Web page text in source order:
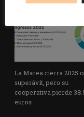
La Marea cierra 2025
superávit, pero su
cooperativa pierde
euros